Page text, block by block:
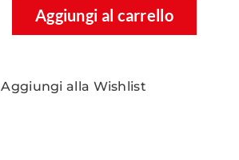
Aggiungi al carrello
Aggiungi alla Wishlist